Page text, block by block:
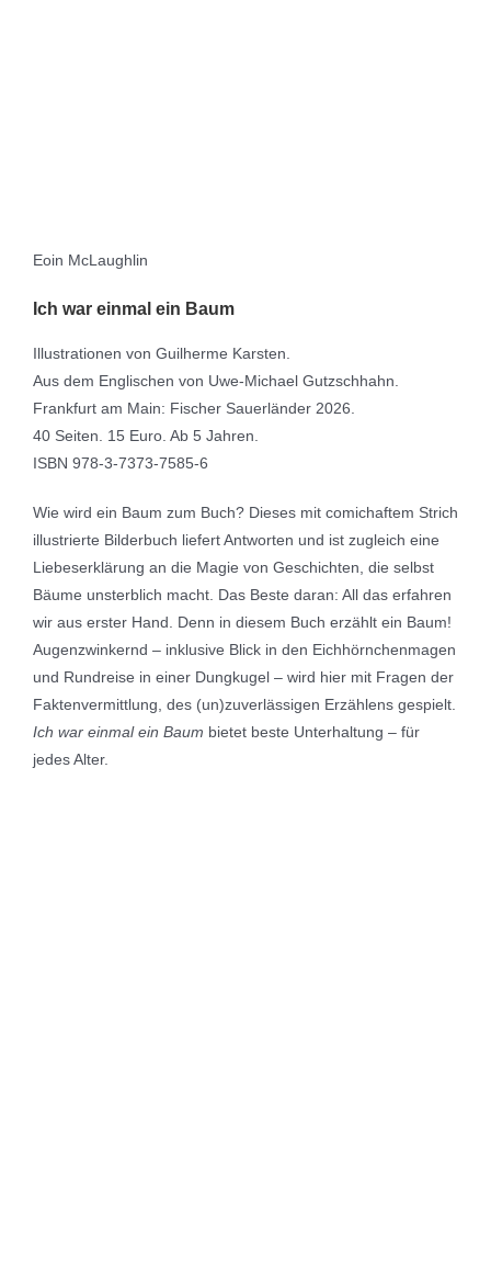
Eoin McLaughlin
Ich war einmal ein Baum
Illustrationen von Guilherme Karsten.
Aus dem Englischen von Uwe-Michael Gutzschhahn.
Frankfurt am Main: Fischer Sauerländer 2026.
40 Seiten. 15 Euro. Ab 5 Jahren.
ISBN 978-3-7373-7585-6
Wie wird ein Baum zum Buch? Dieses mit comichaftem Strich
illustrierte Bilderbuch liefert Antworten und ist zugleich eine
Liebeserklärung an die Magie von Geschichten, die selbst
Bäume unsterblich macht. Das Beste daran: All das erfahren
wir aus erster Hand. Denn in diesem Buch erzählt ein Baum!
Augenzwinkernd – inklusive Blick in den Eichhörnchenmagen
und Rundreise in einer Dungkugel – wird hier mit Fragen der
Faktenvermittlung, des (un)zuverlässigen Erzählens gespielt.
Ich war einmal ein Baum bietet beste Unterhaltung – für
jedes Alter.